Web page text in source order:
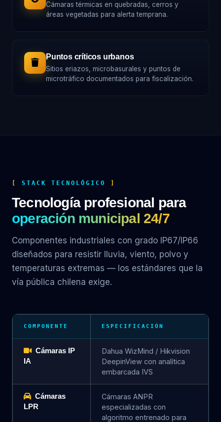
Cámaras térmicas en quebradas, cerros y
áreas vegetadas para alerta temprana.
Puntos críticos urbanos
Sitios eriazos, microbasurales y puntos de
microtráfico documentados para fiscalización.
STACK TECNOLÓGICO
Tecnología profesional para
operación municipal 24/7
Componentes industriales con grado IP67/IP66
diseñados para resistir lluvia, viento, polvo y
temperaturas extremas — los estándares que la
vía pública chilena exige.
COMPONENTE ESPECIFICACIÓN
Cámaras IP
IA
Dahua WizMind / Hikvision
DeepinView con analítica
embarcada IVS
Cámaras
LPR
Cámaras ANPR
especializadas con
algoritmo entrenado para